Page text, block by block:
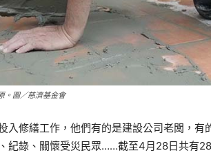
。圖／慈濟基金會
入修繕工作，他們有的是建設公司老闆，有
紀錄、關懷受災民眾……截至4月28日共有